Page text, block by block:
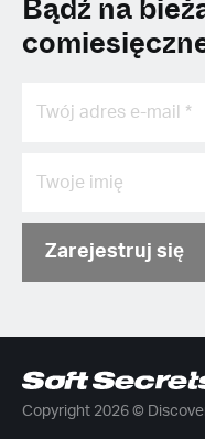
Bądź na
Zarejestruj się
Copyright 2026 ©